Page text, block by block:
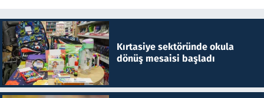
Kırtasiye sektöründe okula
dönüş mesaisi başladı